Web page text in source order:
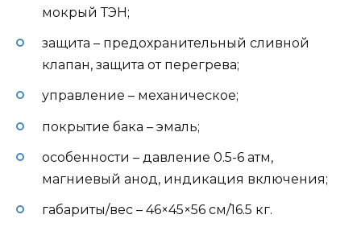
мокрый ТЭН;
защита – предохранительный сливной
клапан, защита от перегрева;
управление – механическое;
покрытие бака – эмаль;
особенности – давление 0.5-6 атм,
магниевый анод, индикация включения;
габариты/вес – 46×45×56 см/16.5 кг.